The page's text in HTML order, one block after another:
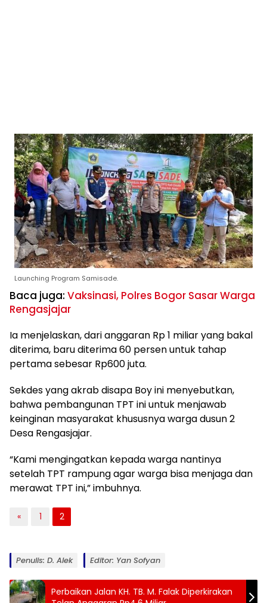
Launching Program Samisade.
Baca juga: Vaksinasi, Polres Bogor Sasar Warga
Rengasjajar
Ia menjelaskan, dari anggaran Rp 1 miliar yang bakal
diterima, baru diterima 60 persen untuk tahap
pertama sebesar Rp600 juta.
Sekdes yang akrab disapa Boy ini menyebutkan,
bahwa pembangunan TPT ini untuk menjawab
keinginan masyarakat khususnya warga dusun 2
Desa Rengasjajar.
“Kami mengingatkan kepada warga nantinya
setelah TPT rampung agar warga bisa menjaga dan
merawat TPT ini,” imbuhnya.
« 1 2
Penulis: D. Alek Editor: Yan Sofyan
Perbaikan Jalan KH. TB. M. Falak Diperkirakan